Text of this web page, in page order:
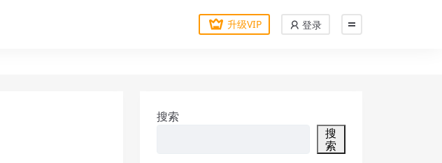
升级VIP 登录
搜索
搜
索